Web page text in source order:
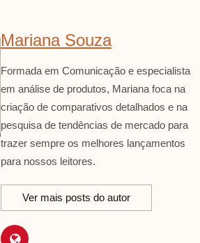
Mariana Souza
Formada em Comunicação e especialista
em análise de produtos, Mariana foca na
criação de comparativos detalhados e na
pesquisa de tendências de mercado para
trazer sempre os melhores lançamentos
para nossos leitores.
Ver mais posts do autor